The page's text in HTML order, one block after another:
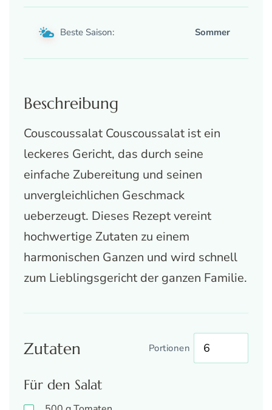
Beste Saison: Sommer
Beschreibung
Couscoussalat Couscoussalat ist ein
leckeres Gericht, das durch seine
einfache Zubereitung und seinen
unvergleichlichen Geschmack
ueberzeugt. Dieses Rezept vereint
hochwertige Zutaten zu einem
harmonischen Ganzen und wird schnell
zum Lieblingsgericht der ganzen Familie.
Zutaten Portionen
Für den Salat